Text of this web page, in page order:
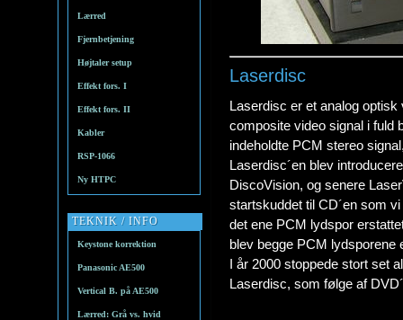
Lærred
Fjernbetjening
Højtaler setup
Effekt fors. I
Effekt fors. II
Kabler
RSP-1066
Ny HTPC
TEKNIK / INFO
Keystone korrektion
Panasonic AE500
Vertical B. på AE500
Lærred: Grå vs. hvid
Laserdisc
Laserdisc er et analog
composite video signal i fuld
indeholdte PCM stereo
Laserdisc´en blev
DiscoVision, og senere
startskuddet til CD´en som
det ene PCM lydspor
blev begge PCM lydsporene
I år 2000 stoppede stort set
Laserdisc, som følge af